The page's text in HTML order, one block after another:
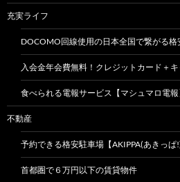
充実ライフ
DOCOMO回線使用の日本全国で繋がる格
入会金年会費無料！クレジットカード＋
食べられる電報サービス【マシュマロ電報
不動産
予約できる格安駐車場【AKIPPA(あきっぱ!)
首都圏で６万円以下の賃貸物件